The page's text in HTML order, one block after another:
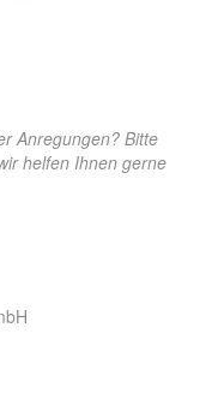
Anregungen? Bitte
helfen Ihnen gerne